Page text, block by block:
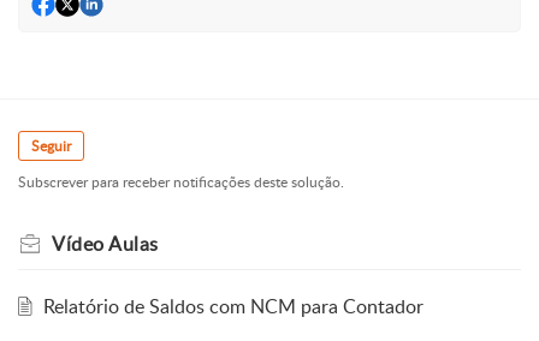
Seguir
Subscrever para receber notificações deste solução.
Vídeo Aulas
Relatório de Saldos com NCM para Contador